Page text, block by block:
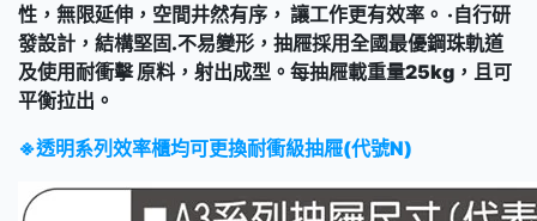
性，無限延伸，空間井然有序， 讓工作更有效率。 ‧自行研
發設計，結構堅固.不易變形，抽屜採用全國最優鋼珠軌道
及使用耐衝擊 原料，射出成型。每抽屜載重量25kg，且可
平衡拉出。
※透明系列效率櫃均可更換耐衝級抽屜(代號N)